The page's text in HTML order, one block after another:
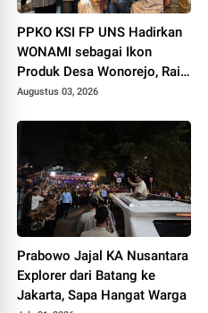
PPKO KSI FP UNS Hadirkan
WONAMI sebagai Ikon
Produk Desa Wonorejo, Raih
Tiga Penghargaan di
2026
Augustus 03, 2026
Prabowo Jajal KA Nusantara
Explorer dari Batang ke
Jakarta, Sapa Hangat Warga